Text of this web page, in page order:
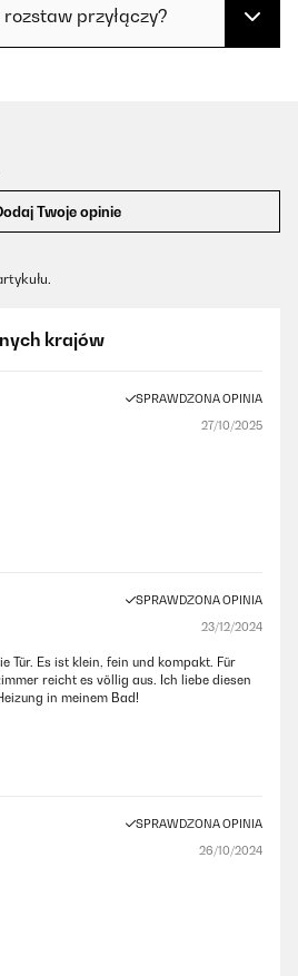
przyłączy?
Twoje opinie
krajów
SPRAWDZONA OPINIA
27/10/2025
SPRAWDZONA OPINIA
23/12/2024
Tür. Es ist klein, fein und kompakt. Für
reicht es völlig aus. Ich liebe diesen
in meinem Bad!
SPRAWDZONA OPINIA
26/10/2024